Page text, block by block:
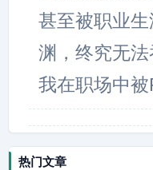
甚至被职业
渊，终究无
我在职场中
热门文章